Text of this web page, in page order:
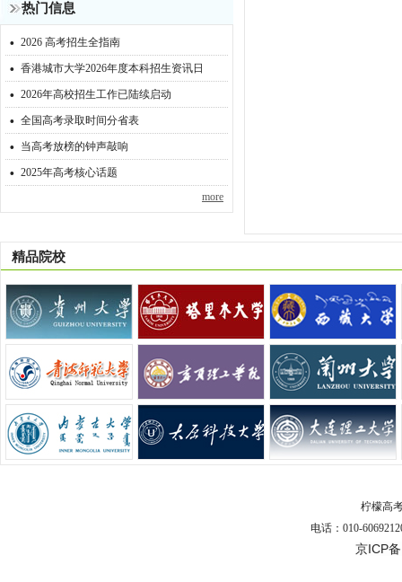
热门信息
· 2026 高考招生全指南
· 香港城市大学2026年度本科招生资讯日
· 2026年高校招生工作已陆续启动
· 全国高考录取时间分省表
· 当高考放榜的钟声敲响
· 2025年高考核心话题
more
精品院校
柠檬高
电话：010-
京ICP